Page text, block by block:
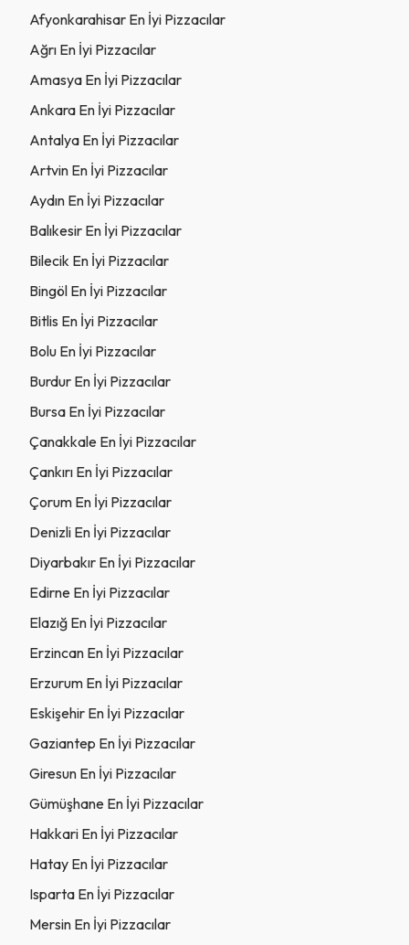
Afyonkarahisar En İyi Pizzacılar
Ağrı En İyi Pizzacılar
Amasya En İyi Pizzacılar
Ankara En İyi Pizzacılar
Antalya En İyi Pizzacılar
Artvin En İyi Pizzacılar
Aydın En İyi Pizzacılar
Balıkesir En İyi Pizzacılar
Bilecik En İyi Pizzacılar
Bingöl En İyi Pizzacılar
Bitlis En İyi Pizzacılar
Bolu En İyi Pizzacılar
Burdur En İyi Pizzacılar
Bursa En İyi Pizzacılar
Çanakkale En İyi Pizzacılar
Çankırı En İyi Pizzacılar
Çorum En İyi Pizzacılar
Denizli En İyi Pizzacılar
Diyarbakır En İyi Pizzacılar
Edirne En İyi Pizzacılar
Elazığ En İyi Pizzacılar
Erzincan En İyi Pizzacılar
Erzurum En İyi Pizzacılar
Eskişehir En İyi Pizzacılar
Gaziantep En İyi Pizzacılar
Giresun En İyi Pizzacılar
Gümüşhane En İyi Pizzacılar
Hakkari En İyi Pizzacılar
Hatay En İyi Pizzacılar
Isparta En İyi Pizzacılar
Mersin En İyi Pizzacılar